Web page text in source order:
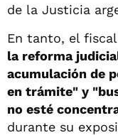
de la Justicia
En tanto, el fiscal
la reforma
acumulación de
en trámite" y
no esté
durante su